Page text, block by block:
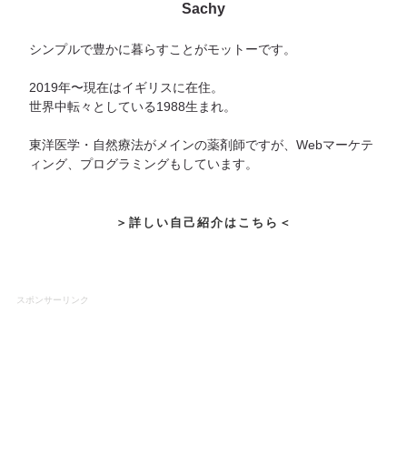
Sachy
シンプルで豊かに暮らすことがモットーです。
2019年〜現在はイギリスに在住。
世界中転々としている1988生まれ。
東洋医学・自然療法がメインの薬剤師ですが、Webマーケテ
ィング、プログラミングもしています。
＞詳しい自己紹介はこちら＜
スポンサーリンク